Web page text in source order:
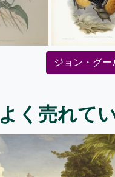
ジョン・グ
よく売れて